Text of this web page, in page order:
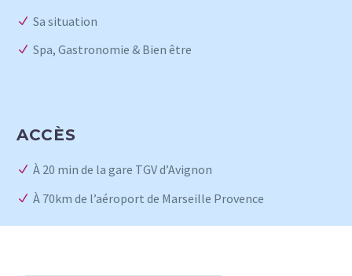
Sa situation
Spa, Gastronomie & Bien être
ACCÈS
À 20 min de la gare TGV d’Avignon
À 70km de l’aéroport de Marseille Provence